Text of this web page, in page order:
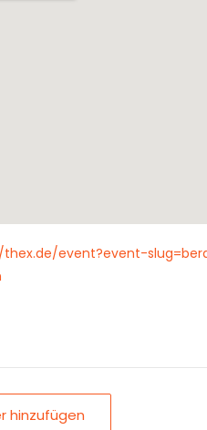
event?event-
hinzufügen